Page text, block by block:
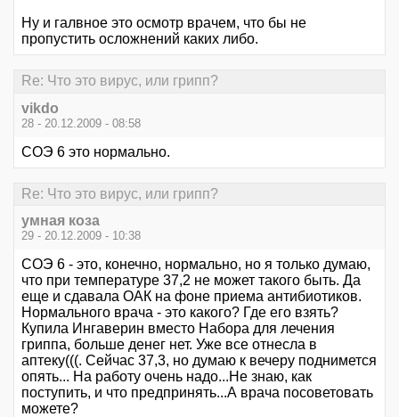
Ну и галвное это осмотр врачем, что бы не
пропустить осложнений каких либо.
Re: Что это вирус, или грипп?
vikdo
28 - 20.12.2009 - 08:58
СОЭ 6 это нормально.
Re: Что это вирус, или грипп?
умная коза
29 - 20.12.2009 - 10:38
СОЭ 6 - это, конечно, нормально, но я только думаю,
что при температуре 37,2 не может такого быть. Да
еще и сдавала ОАК на фоне приема антибиотиков.
Нормального врача - это какого? Где его взять?
Купила Ингаверин вместо Набора для лечения
гриппа, больше денег нет. Уже все отнесла в
аптеку(((. Сейчас 37,3, но думаю к вечеру поднимется
опять... На работу очень надо...Не знаю, как
поступить, и что предпринять...А врача посоветовать
можете?